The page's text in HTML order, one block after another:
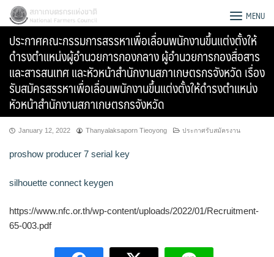
Skip
content
สภาเกษตรกรแห่งชาติ MENU
ประกาศคณะกรรมการสรรหาเพื่อเลื่อนพนักงานขึ้นแต่งตั้งให้
ดำรงตำแหน่งผู้อำนวยการกองกลาง ผู้อำนวยการกองสื่อสาร
และสารสนเทศ และหัวหน้าสำนักงานสภาเกษตรกรจังหวัด เรื่อง
รับสมัครสรรหาเพื่อเลื่อนพนักงานขึ้นแต่งตั้งให้ดำรงตำแหน่ง
หัวหน้าสำนักงานสภาเกษตรกรจังหวัด
January 12, 2022 Thanyalaksaporn Tieoyong ประกาศรับสมัครงาน
proshow producer 7 serial key
silhouette connect keygen
https://www.nfc.or.th/wp-content/uploads/2022/01/Recruitment-
65-003.pdf